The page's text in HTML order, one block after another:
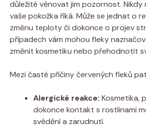
důležité věnovat jim pozornost. Nikdy
vaše pokožka říká. Může se jednat o
změnu teploty či dokonce o projev
případech vám mohou fleky
změnit kosmetiku nebo přehodnotit
Mezi časté příčiny červených fleků
Alergické reakce: Kosmetika,
dokonce kontakt s rostlinami
svědění a zarudnutí.